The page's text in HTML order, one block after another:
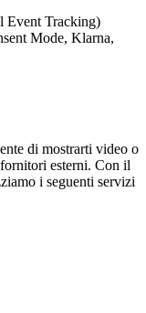
Event Tracking)
Mode, Klarna,
di mostrarti video o
esterni. Con il
i seguenti servizi